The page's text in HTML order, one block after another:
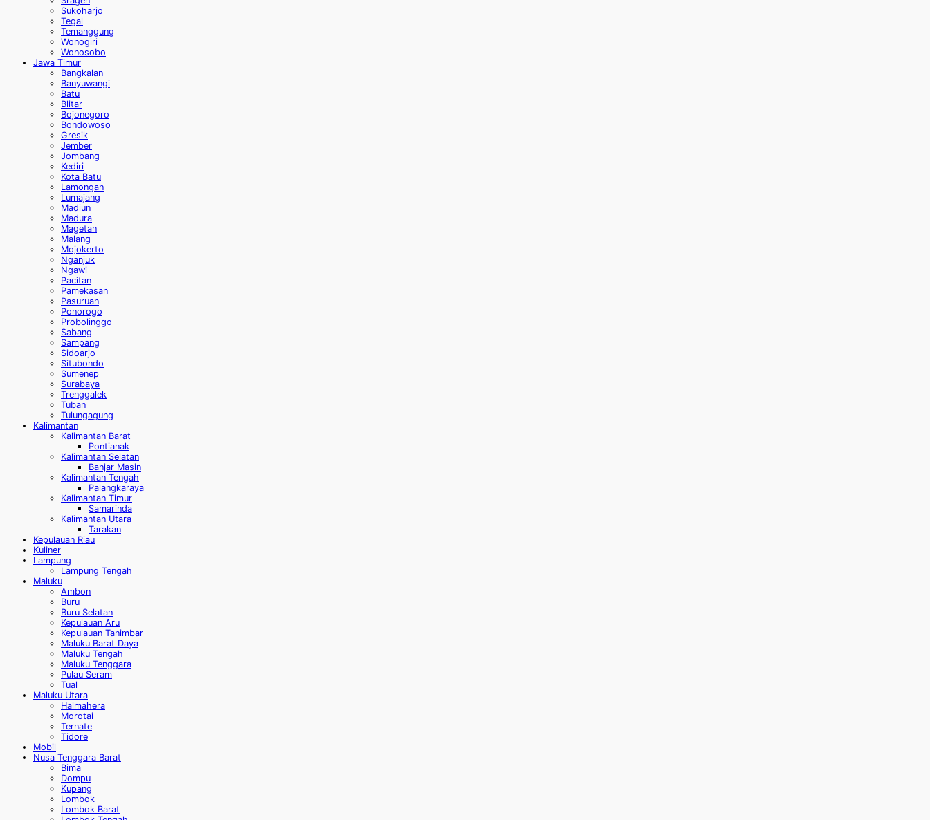
Sukoharjo
Tegal
Temanggung
Wonogiri
Wonosobo
Jawa Timur
Bangkalan
Banyuwangi
Batu
Blitar
Bojonegoro
Bondowoso
Gresik
Jember
Jombang
Kediri
Kota Batu
Lamongan
Lumajang
Madiun
Madura
Magetan
Malang
Mojokerto
Nganjuk
Ngawi
Pacitan
Pamekasan
Pasuruan
Ponorogo
Probolinggo
Sabang
Sampang
Sidoarjo
Situbondo
Sumenep
Surabaya
Trenggalek
Tuban
Tulungagung
Kalimantan
Kalimantan Barat
Pontianak
Kalimantan Selatan
Banjar Masin
Kalimantan Tengah
Palangkaraya
Kalimantan Timur
Samarinda
Kalimantan Utara
Tarakan
Kepulauan Riau
Kuliner
Lampung
Lampung Tengah
Maluku
Ambon
Buru
Buru Selatan
Kepulauan Aru
Kepulauan Tanimbar
Maluku Barat Daya
Maluku Tengah
Maluku Tenggara
Pulau Seram
Tual
Maluku Utara
Halmahera
Morotai
Ternate
Tidore
Mobil
Nusa Tenggara Barat
Bima
Dompu
Kupang
Lombok
Lombok Barat